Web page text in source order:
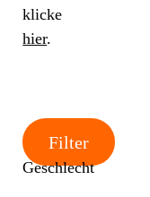
klicke
hier.
Filter
Geschlecht